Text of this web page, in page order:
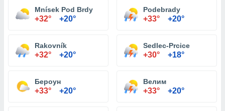
Mnísek Pod Brdy
+32° +20°
Podebrady
+33° +20°
Rakovník
+32° +20°
Sedlec-Prcice
+30° +18°
Бероун
+33° +20°
Велим
+33° +20°